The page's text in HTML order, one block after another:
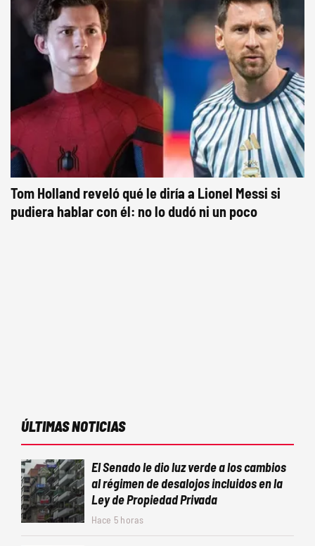
Tom Holland reveló qué le diría a Lionel Messi si
pudiera hablar con él: no lo dudó ni un poco
ÚLTIMAS NOTICIAS
El Senado le dio luz verde a los cambios
al régimen de desalojos incluidos en la
Ley de Propiedad Privada
Hace 5 horas